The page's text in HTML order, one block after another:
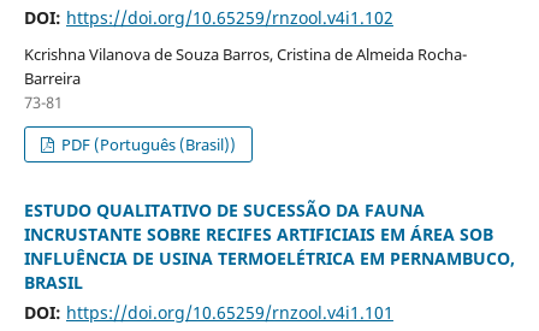
DOI: https://doi.org/10.65259/rnzool.v4i1.102
Kcrishna Vilanova de Souza Barros, Cristina de Almeida Rocha-
Barreira
73-81
PDF (Português (Brasil))
ESTUDO QUALITATIVO DE SUCESSÃO DA FAUNA
INCRUSTANTE SOBRE RECIFES ARTIFICIAIS EM ÁREA SOB
INFLUÊNCIA DE USINA TERMOELÉTRICA EM PERNAMBUCO,
BRASIL
DOI: https://doi.org/10.65259/rnzool.v4i1.101